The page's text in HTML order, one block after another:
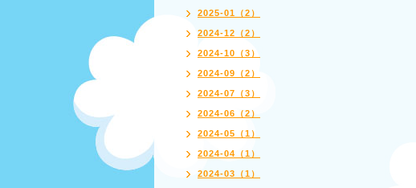
2025-01（2）
2024-12（2）
2024-10（3）
2024-09（2）
2024-07（3）
2024-06（2）
2024-05（1）
2024-04（1）
2024-03（1）